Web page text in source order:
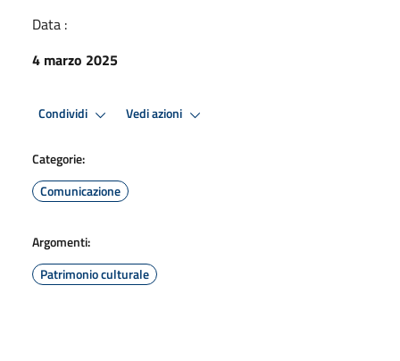
Data :
4 marzo 2025
Condividi Vedi azioni
Categorie:
Comunicazione
Argomenti:
Patrimonio culturale